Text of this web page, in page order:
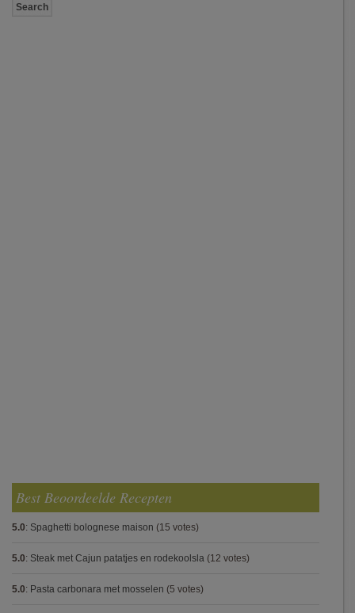
Best Beoordeelde Recepten
5.0: Spaghetti bolognese maison (15 votes)
5.0: Steak met Cajun patatjes en rodekoolsla (12 votes)
5.0: Pasta carbonara met mosselen (5 votes)